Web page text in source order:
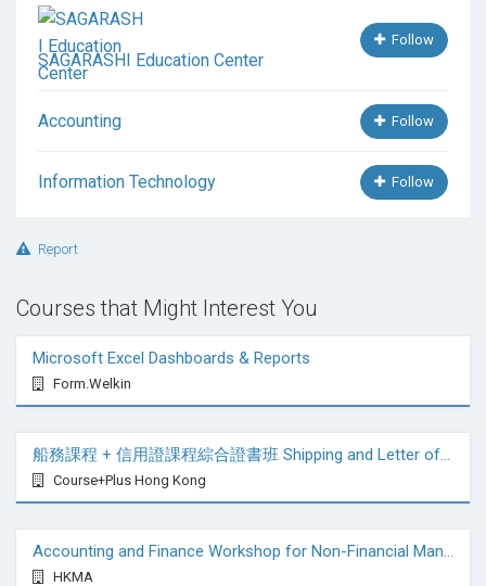
SAGARASHI Education Center
Follow
Accounting Follow
Information Technology Follow
Report
Courses that Might Interest You
Microsoft Excel Dashboards & Reports
Form.Welkin
船務課程 + 信用證課程綜合證書班 Shipping and Letter of Credit (LC) - Comprehensive Certificate Course
Course+Plus Hong Kong
Accounting and Finance Workshop for Non-Financial Managers
HKMA